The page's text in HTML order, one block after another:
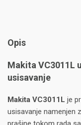
Opis
Makita VC3011L
usisavanje
Makita VC3011L je
usisavanje namenjen